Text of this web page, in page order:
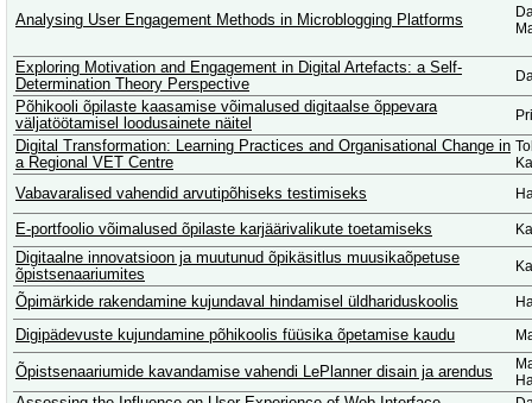
Analysing User Engagement Methods in Microblogging Platforms
Exploring Motivation and Engagement in Digital Artefacts: a Self-
Determination Theory Perspective
Põhikooli õpilaste kaasamise võimalused digitaalse õppevara
väljatöötamisel loodusainete näitel
Digital Transformation: Learning Practices and Organisational Change in
a Regional VET Centre
Vabavaralised vahendid arvutipõhiseks testimiseks
E-portfoolio võimalused õpilaste karjäärivalikute toetamiseks
Digitaalne innovatsioon ja muutunud õpikäsitlus muusikaõpetuse
õpistsenaariumites
Õpimärkide rakendamine kujundaval hindamisel üldhariduskoolis
Digipädevuste kujundamine põhikoolis füüsika õpetamise kaudu
Õpistsenaariumide kavandamise vahendi LePlanner disain ja arendus